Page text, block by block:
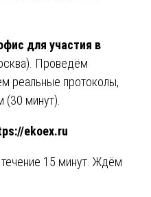
для участия в
Проведём
реальные протоколы,
(30 минут).
ekoex.ru
15 минут. Ждём